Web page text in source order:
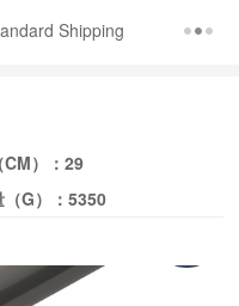
Shipping
）： 29
G）： 5350